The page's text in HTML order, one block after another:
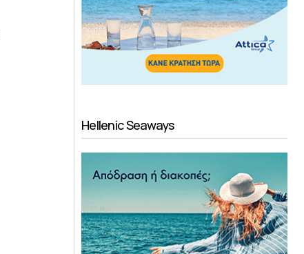
Hellenic Seaways